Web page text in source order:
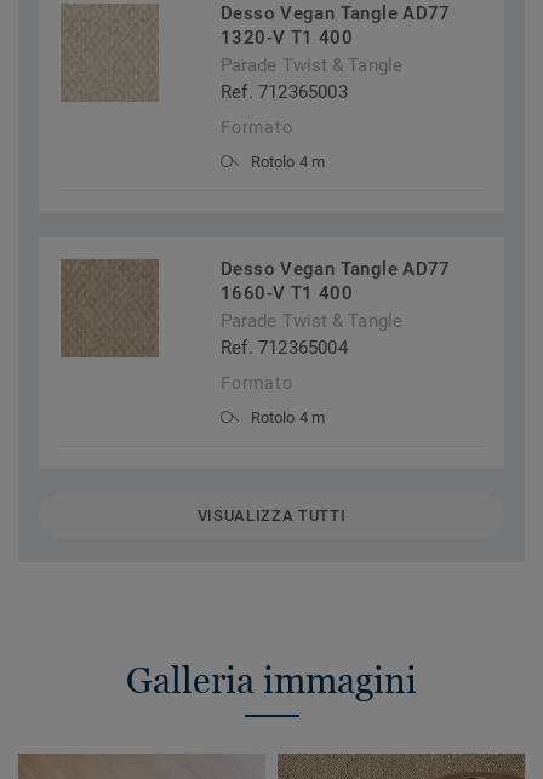
Desso Vegan Tangle AD77
1320-V T1 400
Parade Twist & Tangle
Ref. 712365003
Formato
Rotolo 4 m
Desso Vegan Tangle AD77
1660-V T1 400
Parade Twist & Tangle
Ref. 712365004
Formato
Rotolo 4 m
VISUALIZZA TUTTI
Galleria immagini